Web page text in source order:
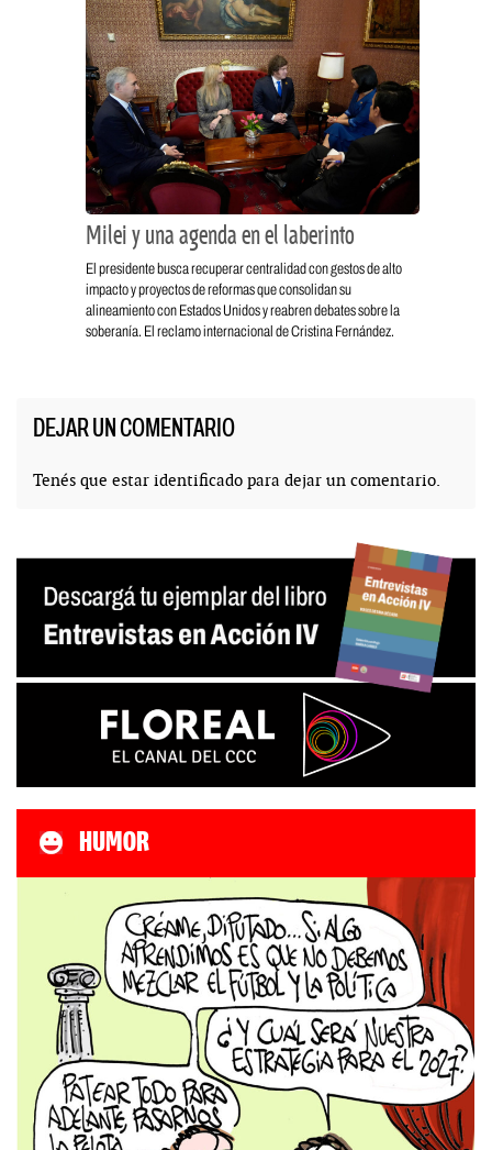
Milei y una agenda en el laberinto
El presidente busca recuperar centralidad con gestos de alto
impacto y proyectos de reformas que consolidan su
alineamiento con Estados Unidos y reabren debates sobre la
soberanía. El reclamo internacional de Cristina Fernández.
DEJAR UN COMENTARIO
Tenés que estar identificado para dejar un comentario.
HUMOR